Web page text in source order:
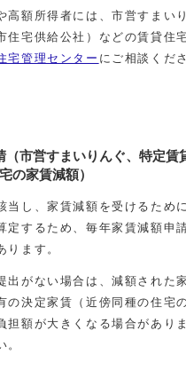
高額所得者には、市営すまい
住宅供給公社）などの賃貸住
宅管理センター にご相談くだ
（市営すまいりんぐ、特定賃
の家賃減額）
当し、家賃減額を受けるため
定するため、毎年家賃減額申
ります。
出がない場合は、減額された
の決定家賃（近傍同種の住宅
担額が大きくなる場合があり
さい。